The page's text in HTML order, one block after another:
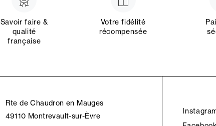
Savoir faire &
qualité
française
Votre fidélité
récompensée
Rte de Chaudron en Mauges
49110 Montrevault-sur-Èvre